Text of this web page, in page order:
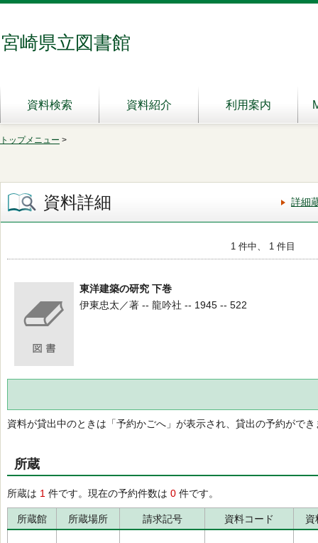
宮崎県立図書館
資料検索 資料紹介 利用案内
トップメニュー >
資料詳細 詳細
1 件中、 1 件目
東洋建築の研究 下巻
伊東忠太／著 -- 龍吟社 -- 1945 -- 522
資料が貸出中のときは「予約かごへ」が表示され、貸出の予約ができ
所蔵
所蔵は 1 件です。現在の予約件数は 0 件です。
所蔵館 所蔵場所 請求記号 資料コード 資